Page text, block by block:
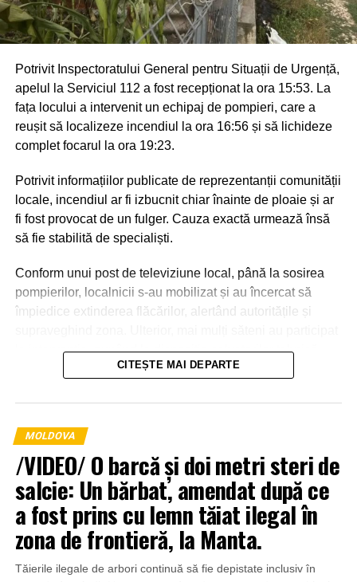
Potrivit Inspectoratului General pentru Situații de Urgență,
apelul la Serviciul 112 a fost recepționat la ora 15:53. La
fața locului a intervenit un echipaj de pompieri, care a
reușit să localizeze incendiul la ora 16:56 și să lichideze
complet focarul la ora 19:23.
Potrivit informațiilor publicate de reprezentanții comunității
locale, incendiul ar fi izbucnit chiar înainte de ploaie și ar
fi fost provocat de un fulger. Cauza exactă urmează însă
să fie stabilită de specialiști.
Conform unui post de televiziune local, până la sosirea
pompierilor, localnicii s-au mobilizat și au încercat să
împiedice extinderea flăcărilor, alertând autoritățile și
la intervenție, punând la dispoziția salvatorilor tehnică
agricolă și transportând apă pentru stingerea incendiului.
CITEȘTE MAI DEPARTE
MOLDOVA
/VIDEO/ O barcă și doi metri steri de
salcie: Un bărbat, amendat după ce
a fost prins cu lemn tăiat ilegal în
zona de frontieră, la Manta.
Tăierile ilegale de arbori continuă să fie depistate inclusiv în